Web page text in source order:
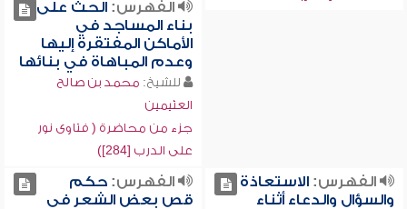
الفهرس:الحث على
بناء المساجد في
الأماكن المفتقرة إليها
وعدم المباهاة في بنائها
للشيخ: محمد بن صالح
العثيمين
جزء من محاضرة ( فتاوى نور
على الدرب [284])
الفهرس:الاستعاذة
والسؤال والدعاء أثناء
الفهرس:حكم
قص بعض الشعر في